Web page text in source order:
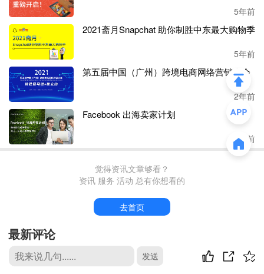
约占总营收（13.75亿元）的95%，其中
华凯易佰通过亚马逊实现销售收入 22.76亿元，占营业收入
比例为76.05%，
个
安克在亚马逊上的收入仍占总营收的
泽宝母公司星徽股份在亚马逊上的收入占总营收的
56.90%，
较去年提高。
也许正因如此，赛维才更注重品牌的打造，以期从此战略上
提高独立站的成功性。
如百货家居、运动娱乐、数码汽摩等
品类。
5年前
2021斋月Snapchat 助你制胜中东最大购物季
5年前
第五届中国（广州）跨境电商网络营销大会
2年前
Facebook 出海卖家计划
2年前
觉得资讯文章够看？
资讯 服务 活动 总有你想看的
去首页
最新评论
发送